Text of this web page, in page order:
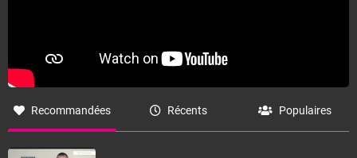
des pluies localement soutenues, notamment sur la moitié est de
l'île. En cours de semaine suivante (S2), en lien avec une activité
dépressionnaire marquée sur les latitudes tempérées du sud-ouest
de semaine (autour de
jeudi30) précédé d'un faible flux de nord
chaud et lourd. L'activité pluvieuse associée à ce passage frontal
reste incertaine. Il sera aussi associé à un épisode de houle australe
Recommandées Récents Populaires